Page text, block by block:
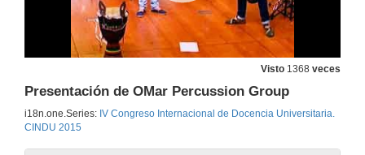
Visto 1368 veces
Presentación de OMar Percussion Group
i18n.one.Series: IV Congreso Internacional de Docencia Universitaria.
CINDU 2015
Intervención de José Benito Vázquez Dorrío
27 de xuño de 2015
Introducción á rolda de preguntas